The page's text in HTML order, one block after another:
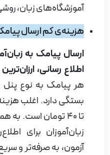
آموزشگاه‌های زبان،
هزینه‌ی کم ارسال
ارسال پیامک به
اطلاع رسانی،
هر پیامک به نوع پنل
تا 40 تومان است.
زبان‌آموزان برای
آزمون، به صرفه‌تر و